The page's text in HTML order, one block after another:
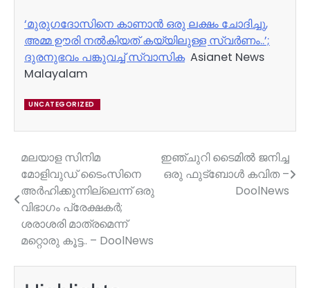
‘മുരുഗദോസിനെ കാണാൻ ഒരു ലക്ഷം ചോദിച്ചു,
അമ്മ ഊരി നൽകിയത് കയ്യിലുള്ള സ്വർണം..’;
ദുരനുഭവം പങ്കുവച്ച് സ്വാസികAsianet News
Malayalam
UNCATEGORIZED
Post
navigation
മലയാള സിനിമ
മോളിവുഡ് ടൈംസിനെ
അര്‍ഹിക്കുന്നില്ലെന്ന് ഒരു
വിഭാഗം പ്രേക്ഷകര്‍;
ശരാശരി മാത്രമെന്ന്
മറ്റൊരു കൂട്ട.. – DoolNews
ഇഞ്ചുറി ടൈമില്‍ ജനിച്ച
ഒരു ഫുട്ബോള്‍ കവിത –
DoolNews